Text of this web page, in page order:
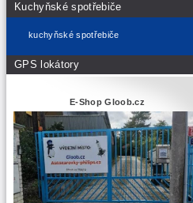
Kuchyňské spotřebiče
kuchyňské spotřebiče
GPS lokátory
E-Shop Gloob.cz